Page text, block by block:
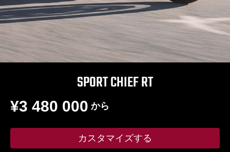
SPORT CHIEF RT
から
¥3 480 000
カスタマイズする